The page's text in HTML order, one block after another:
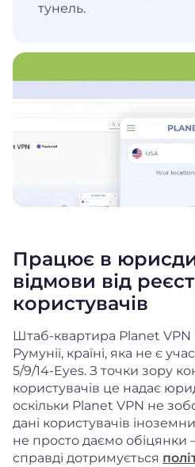
тунель.
Працює в
відмови від
користувачів
Штаб-квартира Planet
Румунії, країні, яка не є
5/9/14-Eyes. З точки зору
користувачів це надає
оскільки Planet VPN не
дані користувачів
не просто даємо
справді дотримується